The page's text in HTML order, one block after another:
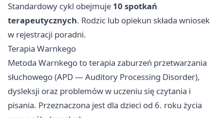
Standardowy cykl obejmuje 10 spotkań
terapeutycznych. Rodzic lub opiekun składa wniosek
w rejestracji poradni.
Terapia Warnkego
Metoda Warnkego to terapia zaburzeń przetwarzania
słuchowego (APD — Auditory Processing Disorder),
dysleksji oraz problemów w uczeniu się czytania i
pisania. Przeznaczona jest dla dzieci od 6. roku życia